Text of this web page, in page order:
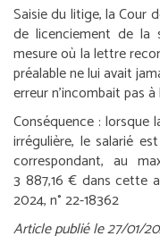
Saisie du litige, la Cour
de licenciement de la
mesure où la lettre
préalable ne lui avait
erreur n’incombait pas à
Conséquence : lorsque
irrégulière, le salarié
correspondant, au
3 887,16 € dans cette
2024, n° 22-18362
Article publié le 27/01/